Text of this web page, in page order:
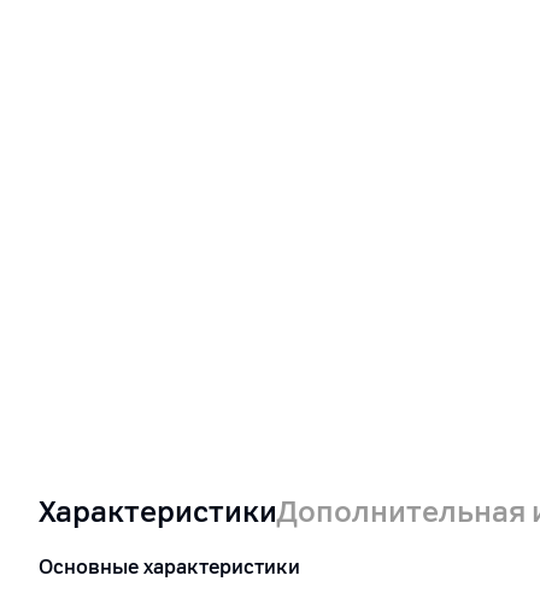
ХарактеристикиДополнительная
Основные характеристики